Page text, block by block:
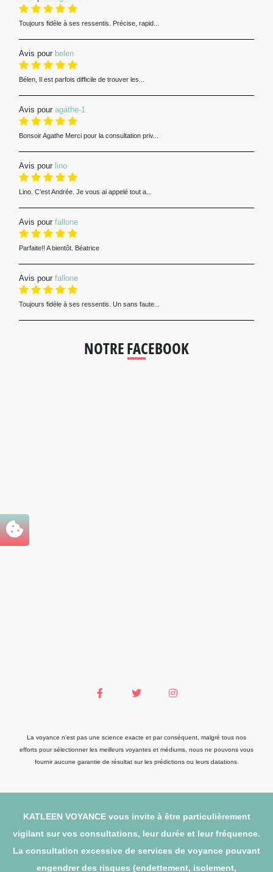
Toujours fidèle à ses ressentis. Précise, rapid...
Avis pour belen
Bélen, Il est parfois difficile de trouver les...
Avis pour agathe-1
Bonsoir Agathe Merci pour la consultation priv...
Avis pour lino
Lino. C’est Andrée. Je vous ai appelé tout a...
Avis pour fallone
Parfaite!! A bientôt. Béatrice
Avis pour fallone
Toujours fidèle à ses ressentis. Un sans faute...
NOTRE FACEBOOK
La voyance n'est pas une science exacte et par conséquent, malgré tous nos
efforts pour sélectionner les meilleurs voyantes et médiums, nous ne pouvons vous
fournir aucune garantie de résultat sur les prédictions ou leurs datations.
KATLEEN VOYANCE vous invite à être particulièrement
vigilant sur vos consultations, leur durée et leur fréquence.
La consultation excessive de services de voyance pouvant
engendrer des risques (endettement, isolement,